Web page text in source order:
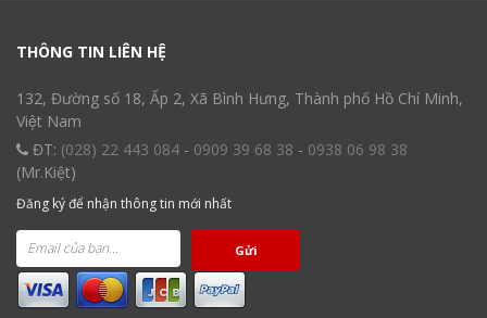
THÔNG TIN LIÊN HỆ
132, Đường số 18, Ấp 2, Xã Bình Hưng, Thành phố Hồ Chí Minh,
Việt Nam
ĐT: (028) 22 443 084 - 0909 39 68 38 - 0938 06 98 38
(Mr.Kiệt)
Đăng ký để nhận thông tin mới nhất
Gửi